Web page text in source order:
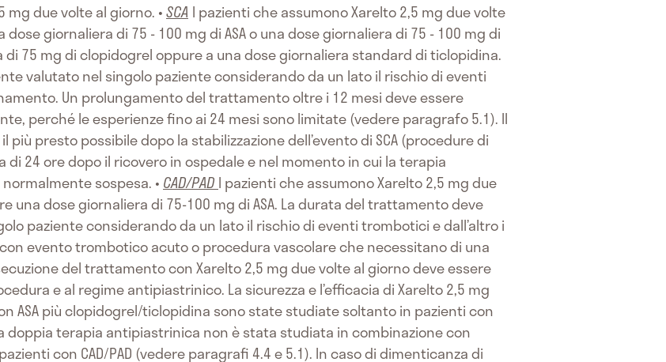
due volte al giorno. •SCA I pazienti che assumono Xarelto 2,5 mg due volte
giornaliera di 75 - 100 mg di ASA o una dose giornaliera di 75 - 100 mg di
di 75 mg di clopidogrel oppure a una dose giornaliera standard di ticlopidina.
valutato nel singolo paziente considerando da un lato il rischio di eventi
Un prolungamento del trattamento oltre i 12 mesi deve essere
perché le esperienze fino ai 24 mesi sono limitate (vedere paragrafo 5.1). Il
presto possibile dopo la stabilizzazione dell’evento di SCA (procedure di
di 24 ore dopo il ricovero in ospedale e nel momento in cui la terapia
sospesa. • CAD/PAD I pazienti che assumono Xarelto 2,5 mg due
una dose giornaliera di 75-100 mg di ASA. La durata del trattamento deve
paziente considerando da un lato il rischio di eventi trombotici e dall’altro i
evento trombotico acuto o procedura vascolare che necessitano di una
del trattamento con Xarelto 2,5 mg due volte al giorno deve essere
e al regime antipiastrinico. La sicurezza e l’efficacia di Xarelto 2,5 mg
ASA più clopidogrel/ticlopidina sono state studiate soltanto in pazienti con
doppia terapia antipiastrinica non è stata studiata in combinazione con
con CAD/PAD (vedere paragrafi 4.4 e 5.1). In caso di dimenticanza di